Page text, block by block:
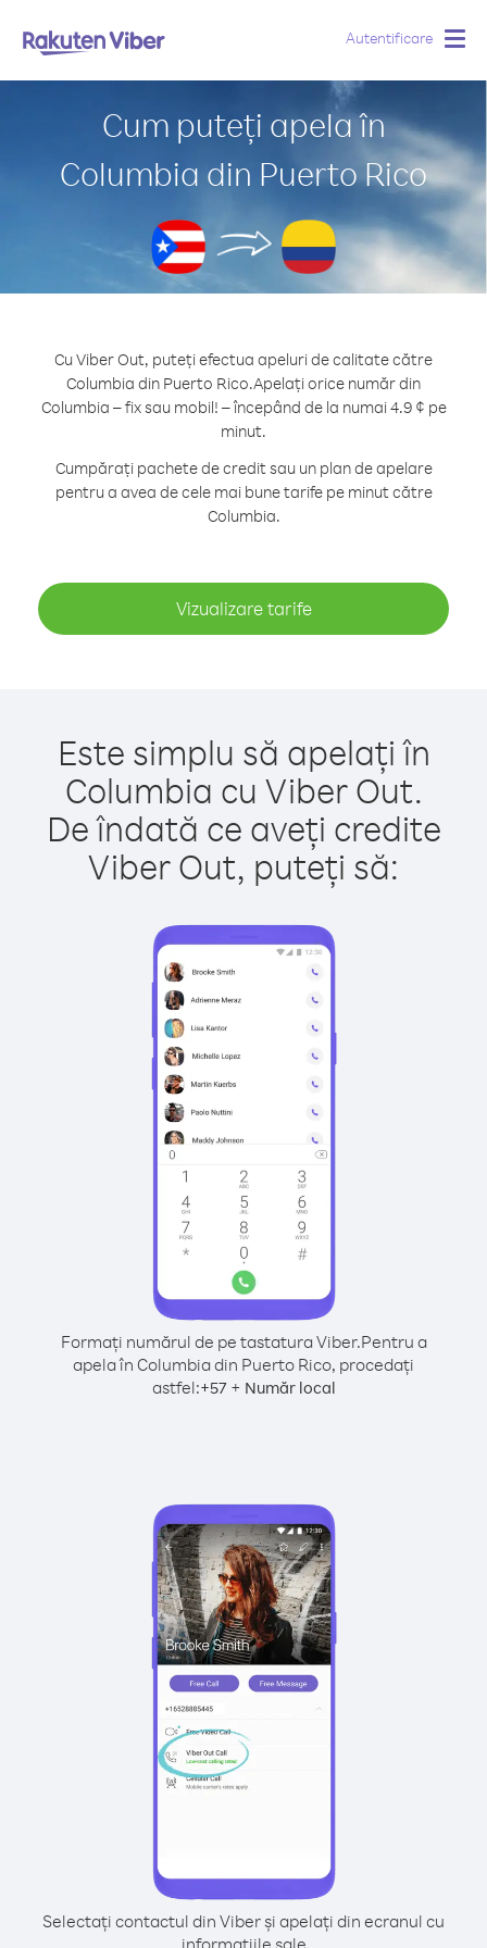
Autentificare
Cum puteți apela în
Columbia din Puerto Rico
Cu Viber Out, puteți efectua apeluri de calitate către
Columbia din Puerto Rico.Apelați orice număr din
Columbia – fix sau mobil! – începând de la numai 4.9 ¢ pe
minut.
Cumpărați pachete de credit sau un plan de apelare
pentru a avea de cele mai bune tarife pe minut către
Columbia.
Vizualizare tarife
Este simplu să apelați în
Columbia cu Viber Out.
De îndată ce aveți credite
Viber Out, puteți să:
Formați numărul de pe tastatura Viber.Pentru a
apela în Columbia din Puerto Rico, procedați
astfel:+57+ Număr local
Selectați contactul din Viber și apelați din ecranul cu
informațiile sale